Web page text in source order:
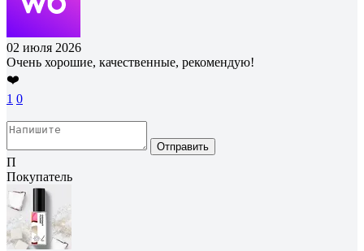
02 июля 2026
Очень хорошие, качественные, рекомендую!
❤️
1 0
Отправить
П
Покупатель